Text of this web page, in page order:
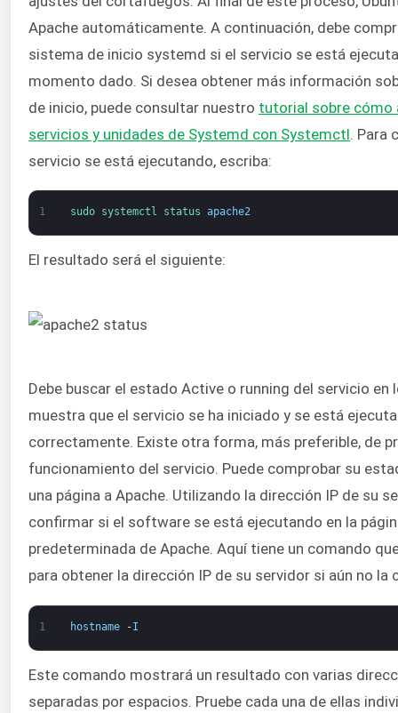
Apache automáticamente. A continuación, debe
sistema de inicio systemd si el servicio se está
momento dado. Si desea obtener más información
de inicio, puede consultar nuestro tutorial sobre cómo
servicios y unidades de Systemd con Systemctl .
servicio se está ejecutando, escriba:
1 sudo systemctl status apache2
El resultado será el siguiente:
Debe buscar el estado Active o running del servicio en
muestra que el servicio se ha iniciado y se está
correctamente. Existe otra forma, más preferible, de
funcionamiento del servicio. Puede comprobar su
una página a Apache. Utilizando la dirección IP de su
confirmar si el software se está ejecutando en la
predeterminada de Apache. Aquí tiene un comando
para obtener la dirección IP de su servidor si aún no la
1 hostname -I
Este comando mostrará un resultado con varias
separadas por espacios. Pruebe cada una de ellas